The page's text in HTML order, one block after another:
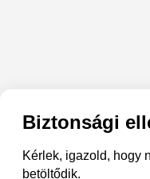
Biztonsági
Kérlek, igazold, hogy
betöltődik.